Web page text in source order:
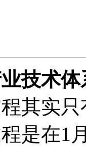
技术
其实
是在1